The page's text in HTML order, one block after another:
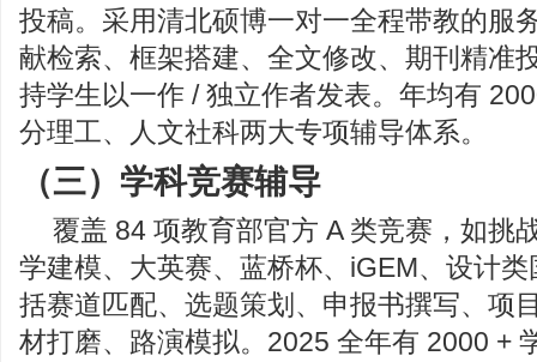
投稿。采用清北硕博一对一全程带教的服
献检索、框架搭建、全文修改、期刊精准
持学生以一作 / 独立作者发表。年均有
分理工、人文社科两大专项辅导体系。
（三）学科竞赛辅导
覆盖 84 项教育部官方 A 类竞赛，如挑
学建模、大英赛、蓝桥杯、iGEM、设计
括赛道匹配、选题策划、申报书撰写、项
材打磨、路演模拟。2025 全年有 2000 +